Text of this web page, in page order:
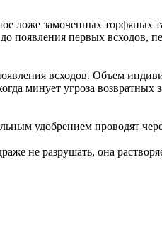
ложе замоченных торфяных
первых всходов,
всходов. Объем
минует угроза возвратных
удобрением проводят
не разрушать, она